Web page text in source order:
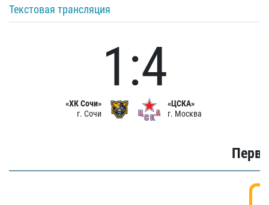
Текстовая трансляция
«ХК Сочи»
г. Сочи
1:4
«ЦСКА»
г. Москва